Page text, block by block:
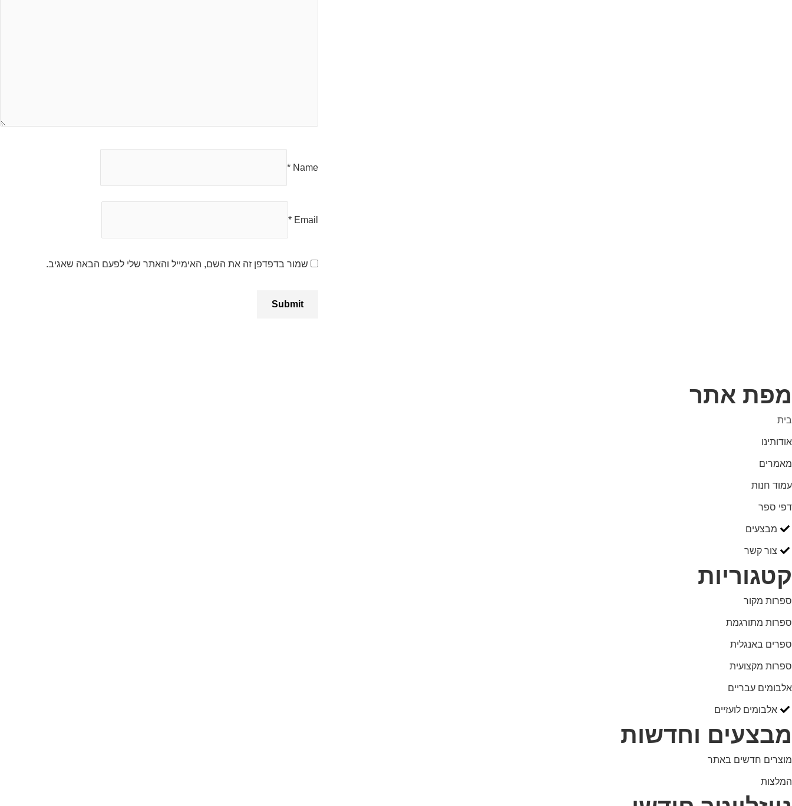
Name
*
Email
*
שמור בדפדפן זה את השם, האימייל והאתר שלי לפעם הבאה שאגיב.
מפת אתר
בית
אודותינו
מאמרים
עמוד חנות
דפי ספר
מבצעים
צור קשר
קטגוריות
ספרות מקור
ספרות מתורגמת
ספרים באנגלית
ספרות מקצועית
אלבומים עבריים
אלבומים לועזיים
מבצעים וחדשות
מוצרים חדשים באתר
המלצות